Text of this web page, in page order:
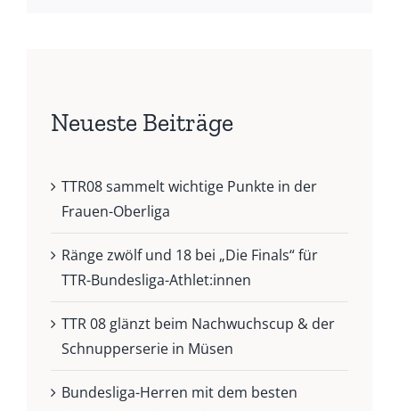
Neueste Beiträge
TTR08 sammelt wichtige Punkte in der
Frauen-Oberliga
Ränge zwölf und 18 bei „Die Finals“ für
TTR-Bundesliga-Athlet:innen
TTR 08 glänzt beim Nachwuchscup & der
Schnupperserie in Müsen
Bundesliga-Herren mit dem besten